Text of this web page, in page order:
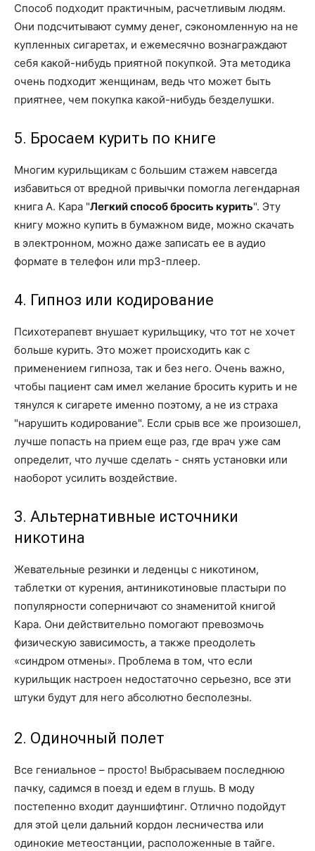
Способ подходит практичным, расчетливым людям.
Они подсчитывают сумму денег, сэкономленную на не
купленных сигаретах, и ежемесячно вознаграждают
себя какой-нибудь приятной покупкой. Эта методика
очень подходит женщинам, ведь что может быть
приятнее, чем покупка какой-нибудь безделушки.
5. Бросаем курить по книге
Многим курильщикам с большим стажем навсегда
избавиться от вредной привычки помогла легендарная
книга А. Кара "Легкий способ бросить курить". Эту
книгу можно купить в бумажном виде, можно скачать
в электронном, можно даже записать ее в аудио
формате в телефон или mp3-плеер.
4. Гипноз или кодирование
Психотерапевт внушает курильщику, что тот не хочет
больше курить. Это может происходить как с
применением гипноза, так и без него. Очень важно,
чтобы пациент сам имел желание бросить курить и не
тянулся к сигарете именно поэтому, а не из страха
"нарушить кодирование". Если срыв все же произошел,
лучше попасть на прием еще раз, где врач уже сам
определит, что лучше сделать - снять установки или
наоборот усилить воздействие.
3. Альтернативные источники
никотина
Жевательные резинки и леденцы с никотином,
таблетки от курения, антиникотиновые пластыри по
популярности соперничают со знаменитой книгой
Кара. Они действительно помогают превозмочь
физическую зависимость, а также преодолеть
«синдром отмены». Проблема в том, что если
курильщик настроен недостаточно серьезно, все эти
штуки будут для него абсолютно бесполезны.
2. Одиночный полет
Все гениальное – просто! Выбрасываем последнюю
пачку, садимся в поезд и едем в глушь. В моду
постепенно входит дауншифтинг. Отлично подойдут
для этой цели дальний кордон лесничества или
одинокие метеостанции, расположенные в тайге.